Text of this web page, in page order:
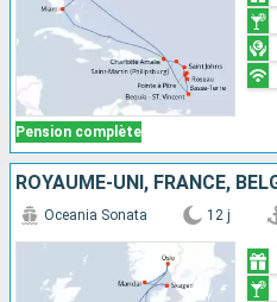
Pension complète
Oceania Sonata 12 j